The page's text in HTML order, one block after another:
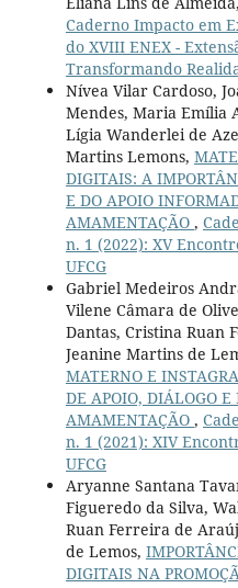
Caderno Impacto em
do XVIII ENEX -
Transformando
Nívea Vilar Cardoso,
Mendes, Maria Emília
Lígia Wanderlei de
Martins Lemons,
DIGITAIS: A
E DO APOIO
AMAMENTAÇÃO ,
n. 1 (2022): XV
UFCG
Gabriel Medeiros
Vilene Câmara de
Dantas, Cristina Ruan
Jeanine Martins de
MATERNO E
DE APOIO, DIÁLOGO
AMAMENTAÇÃO ,
n. 1 (2021): XIV
UFCG
Aryanne Santana
Figueredo da Silva,
Ruan Ferreira de
de Lemos,
DIGITAIS NA